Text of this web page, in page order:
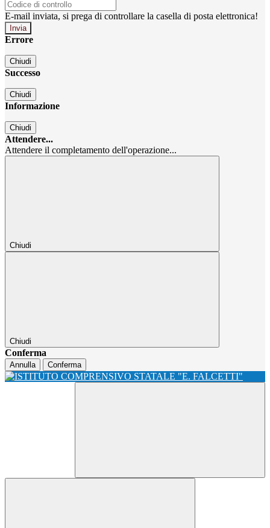
E-mail inviata, si prega di controllare la casella di posta elettronica!
Errore
Chiudi
Successo
Chiudi
Informazione
Chiudi
Attendere...
Attendere il completamento dell'operazione...
Chiudi
Chiudi
Conferma
Annulla Conferma